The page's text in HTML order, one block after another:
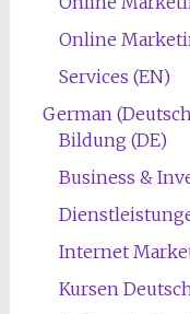
Online
Services (EN)
German
Bildung (DE)
Business &
Internet
Kursen